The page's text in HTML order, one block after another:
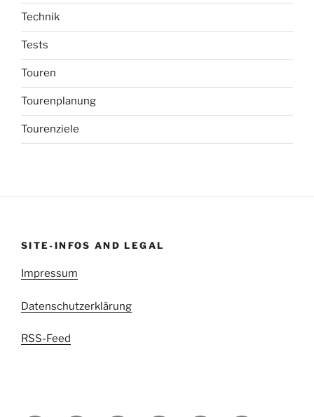
Technik
Tests
Touren
Tourenplanung
Tourenziele
SITE-INFOS AND LEGAL
Impressum
Datenschutzerklärung
RSS-Feed